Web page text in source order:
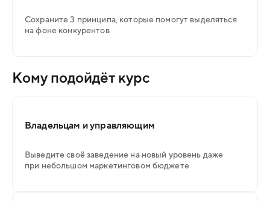
Сохраните 3 принципа, которые помогут выделяться
на фоне конкурентов
Кому подойдёт курс
Владельцам и управляющим
Выведите своё заведение на новый уровень даже
при небольшом маркетинговом бюджете